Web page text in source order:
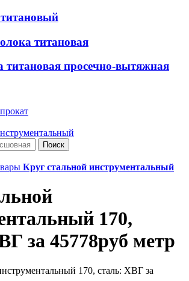
титановая
титановая просечно-вытяжная
Круг стальной инструментальный
170,
за 45778руб метр